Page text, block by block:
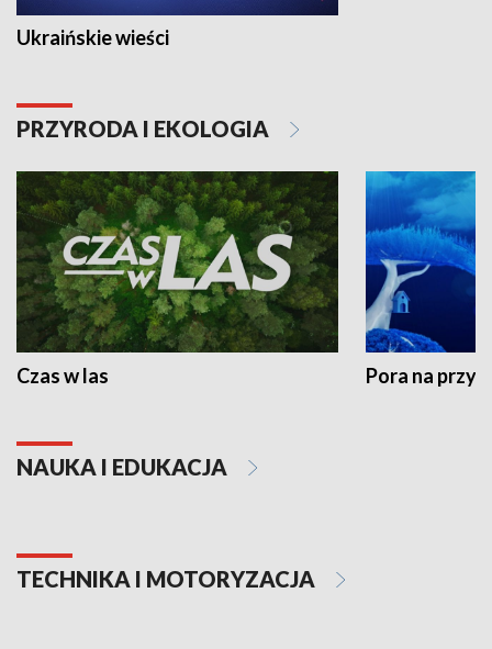
Ukraińskie wieści
PRZYRODA I EKOLOGIA
Czas w las Pora na
NAUKA I EDUKACJA
TECHNIKA I MOTORYZACJA